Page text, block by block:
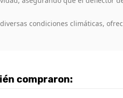
condiciones climáticas,
compraron: